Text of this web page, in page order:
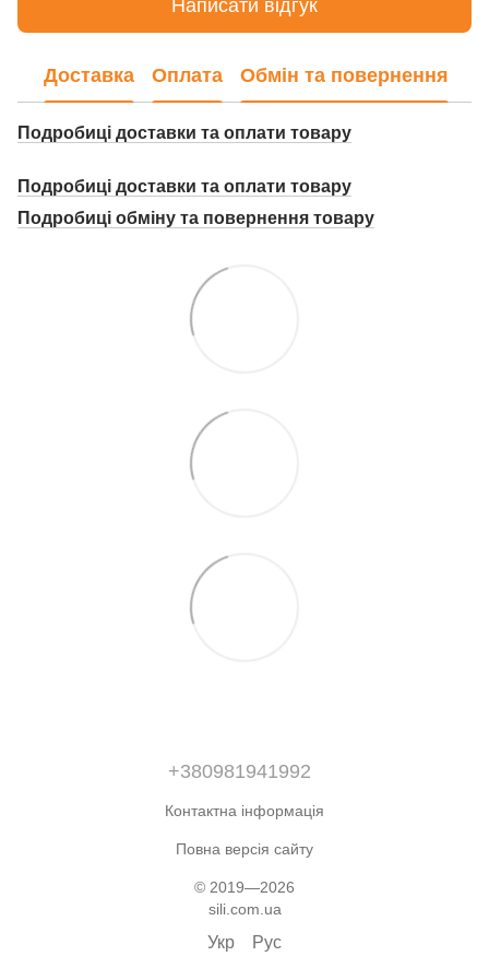
Написати відгук
Доставка Оплата Обмін та повернення
Подробиці доставки та оплати товару
Подробиці доставки та оплати товару
Подробиці обміну та повернення товару
+380981941992
Контактна інформація
Повна версія сайту
© 2019—2026
sili.com.ua
Укр Рус